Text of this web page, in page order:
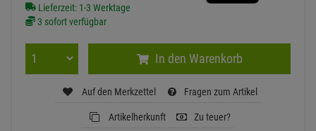
Lieferzeit: 1-3 Werktage
3 sofort verfügbar
In den Warenkorb
Auf den Merkzettel Fragen zum Artikel
Artikelherkunft Zu teuer?